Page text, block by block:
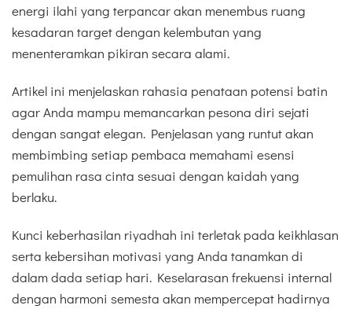
energi ilahi yang terpancar akan menembus ruang
kesadaran target dengan kelembutan yang
menenteramkan pikiran secara alami.
Artikel ini menjelaskan rahasia penataan potensi batin
agar Anda mampu memancarkan pesona diri sejati
dengan sangat elegan. Penjelasan yang runtut akan
membimbing setiap pembaca memahami esensi
pemulihan rasa cinta sesuai dengan kaidah yang
berlaku.
Kunci keberhasilan riyadhah ini terletak pada keikhlasan
serta kebersihan motivasi yang Anda tanamkan di
dalam dada setiap hari. Keselarasan frekuensi internal
dengan harmoni semesta akan mempercepat hadirnya